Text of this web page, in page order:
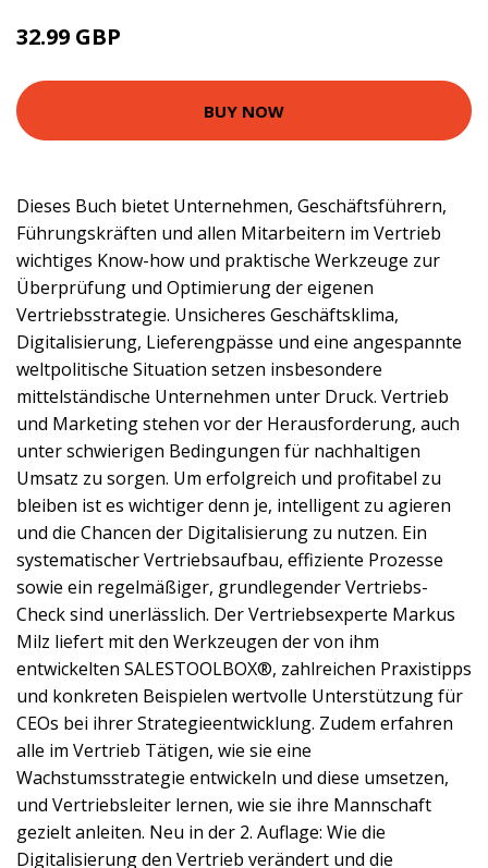
32.99 GBP
BUY NOW
Dieses Buch bietet Unternehmen, Geschäftsführern,
Führungskräften und allen Mitarbeitern im Vertrieb
wichtiges Know-how und praktische Werkzeuge zur
Überprüfung und Optimierung der eigenen
Vertriebsstrategie. Unsicheres Geschäftsklima,
Digitalisierung, Lieferengpässe und eine angespannte
weltpolitische Situation setzen insbesondere
mittelständische Unternehmen unter Druck. Vertrieb
und Marketing stehen vor der Herausforderung, auch
unter schwierigen Bedingungen für nachhaltigen
Umsatz zu sorgen. Um erfolgreich und profitabel zu
bleiben ist es wichtiger denn je, intelligent zu agieren
und die Chancen der Digitalisierung zu nutzen. Ein
systematischer Vertriebsaufbau, effiziente Prozesse
sowie ein regelmäßiger, grundlegender Vertriebs-
Check sind unerlässlich. Der Vertriebsexperte Markus
Milz liefert mit den Werkzeugen der von ihm
entwickelten SALESTOOLBOX®, zahlreichen Praxistipps
und konkreten Beispielen wertvolle Unterstützung für
CEOs bei ihrer Strategieentwicklung. Zudem erfahren
alle im Vertrieb Tätigen, wie sie eine
Wachstumsstrategie entwickeln und diese umsetzen,
und Vertriebsleiter lernen, wie sie ihre Mannschaft
gezielt anleiten. Neu in der 2. Auflage: Wie die
Digitalisierung den Vertrieb verändert und die